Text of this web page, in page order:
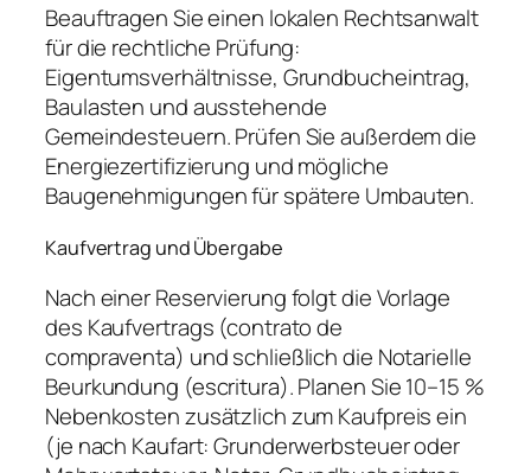
Beauftragen Sie einen lokalen Rechtsanwalt
für die rechtliche Prüfung:
Eigentumsverhältnisse, Grundbucheintrag,
Baulasten und ausstehende
Gemeindesteuern. Prüfen Sie außerdem die
Energiezertifizierung und mögliche
Baugenehmigungen für spätere Umbauten.
Kaufvertrag und Übergabe
Nach einer Reservierung folgt die Vorlage
des Kaufvertrags (contrato de
compraventa) und schließlich die Notarielle
Beurkundung (escritura). Planen Sie 10–15 %
Nebenkosten zusätzlich zum Kaufpreis ein
(je nach Kaufart: Grunderwerbsteuer oder